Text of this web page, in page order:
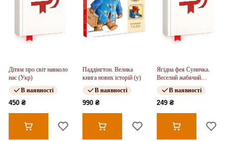
Дітям про світ навколо
нас (Укр)
В наявності
450 ₴
Паддінгтон. Велика
книга нових історій (у)
В наявності
990 ₴
Ягідна фея Суничка.
Веселий жабячий
концерт (у)
В наявності
249 ₴